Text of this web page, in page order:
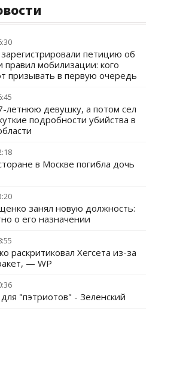
петицию об
правил мобилизации: кого
призывать в первую очередь
летнюю девушку, а потом сел
подробности убийства в
в Москве погибла дочь
занял новую должность:
о его назначении
раскритиковал Хегсета из-за
— WP
"пэтриотов" - Зеленский